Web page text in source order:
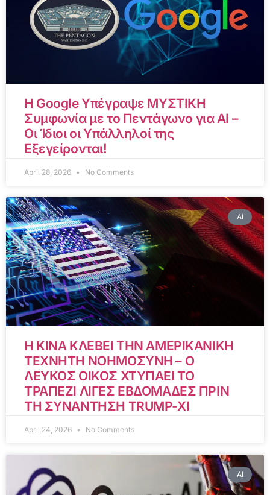
Η Google Υπέγραψε ΜΥΣΤΙΚΗ
Συμφωνία με το Πεντάγωνο για AI –
Οι Ίδιοι οι Υπάλληλοί της
Εξεγείρονται!
April 28, 2026 No Comments
AI
Η ΚΙΝΑ ΚΛΕΒΕΙ ΤΗΝ ΑΜΕΡΙΚΑΝΙΚΗ
ΤΕΧΝΗΤΗ ΝΟΗΜΟΣΥΝΗ – Ο
ΛΕΥΚΟΣ ΟΙΚΟΣ ΧΤΥΠΑΕΙ ΤΟ
ΤΡΑΠΕΖΙ ΛΙΓΕΣ ΕΒΔΟΜΑΔΕΣ ΠΡΙΝ
ΤΗ ΣΥΝΑΝΤΗΣΗ TRUMP-XI
April 24, 2026 No Comments
AI